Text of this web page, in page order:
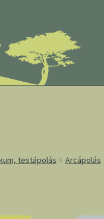
testápolás Arcápolás